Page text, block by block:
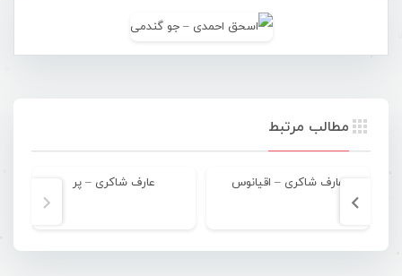
مطالب مرتبط
عارف شاکری – اقیانوس عارف شاکری – پر